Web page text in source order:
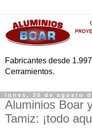
Fabricantes desde
Cerramientos.
lunes, 30 de agosto
Aluminios Boar
Tamiz: ¡todo